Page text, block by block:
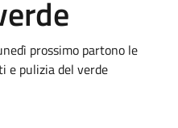
prossimo partono le
e pulizia del verde